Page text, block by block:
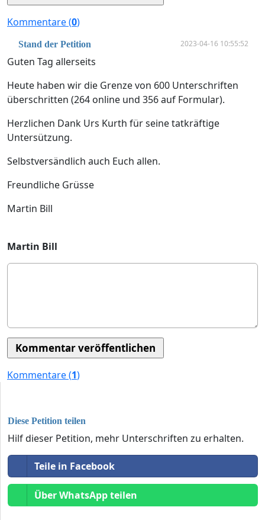
Kommentare (0)
Stand der Petition 2023-04-16 10:55:52
Guten Tag allerseits
Heute haben wir die Grenze von 600 Unterschriften
überschritten (264 online und 356 auf Formular).
Herzlichen Dank Urs Kurth für seine tatkräftige
Untersützung.
Selbstversändlich auch Euch allen.
Freundliche Grüsse
Martin Bill
Martin Bill
Kommentare (1)
Diese Petition teilen
Hilf dieser Petition, mehr Unterschriften zu erhalten.
Teile in Facebook
Über WhatsApp teilen